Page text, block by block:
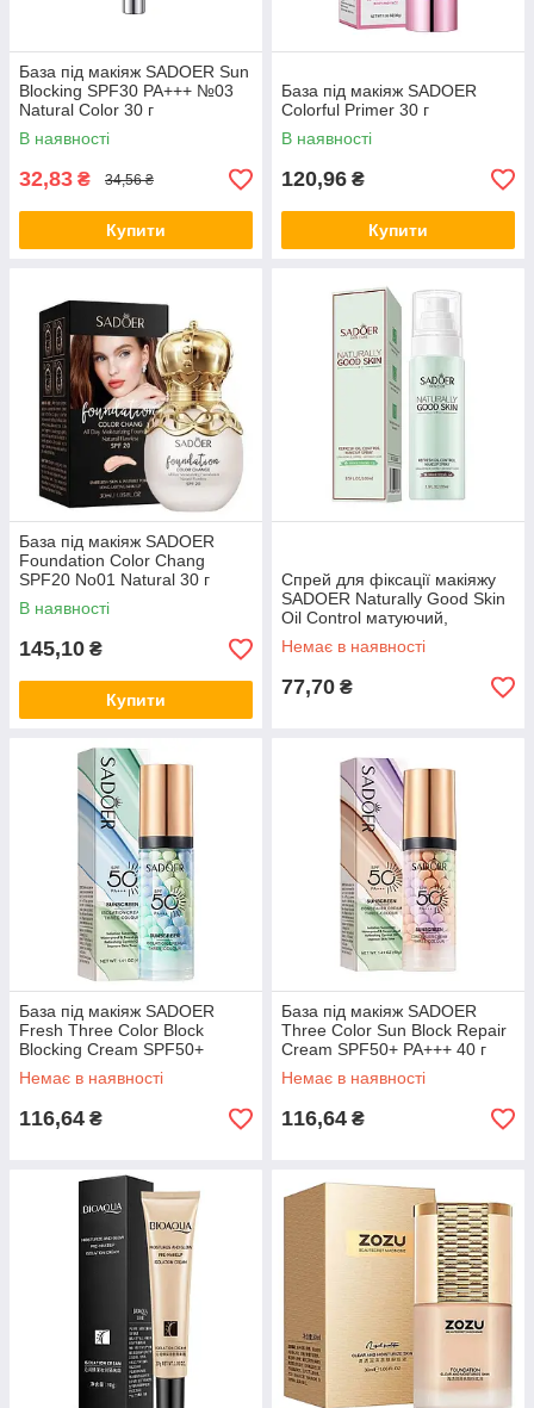
База під макіяж SADOER Sun
Blocking SPF30 PA+++ №03
Natural Color 30 г
В наявності
32,83 ₴ 34,56 ₴
Купити
База під макіяж SADOER
Colorful Primer 30 г
В наявності
120,96 ₴
Купити
База під макіяж SADOER
Foundation Color Chang
SPF20 No01 Natural 30 г
В наявності
145,10 ₴
Купити
Спрей для фіксації макіяжу
SADOER Naturally Good Skin
Oil Control матуючий,
освіжаючий 100 мл
Немає в наявності
77,70 ₴
База під макіяж SADOER
Fresh Three Color Block
Blocking Cream SPF50+
PA+++ 40 г
Немає в наявності
116,64 ₴
База під макіяж SADOER
Three Color Sun Block Repair
Cream SPF50+ PA+++ 40 г
Немає в наявності
116,64 ₴